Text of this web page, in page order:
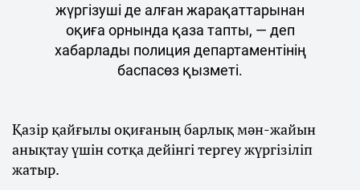
жүргізуші де алған жарақаттарынан
оқиға орнында қаза тапты, — деп
хабарлады полиция департаментінің
баспасөз қызметі.
Қазір қайғылы оқиғаның барлық мән-жайын
анықтау үшін сотқа дейінгі тергеу жүргізіліп
жатыр.